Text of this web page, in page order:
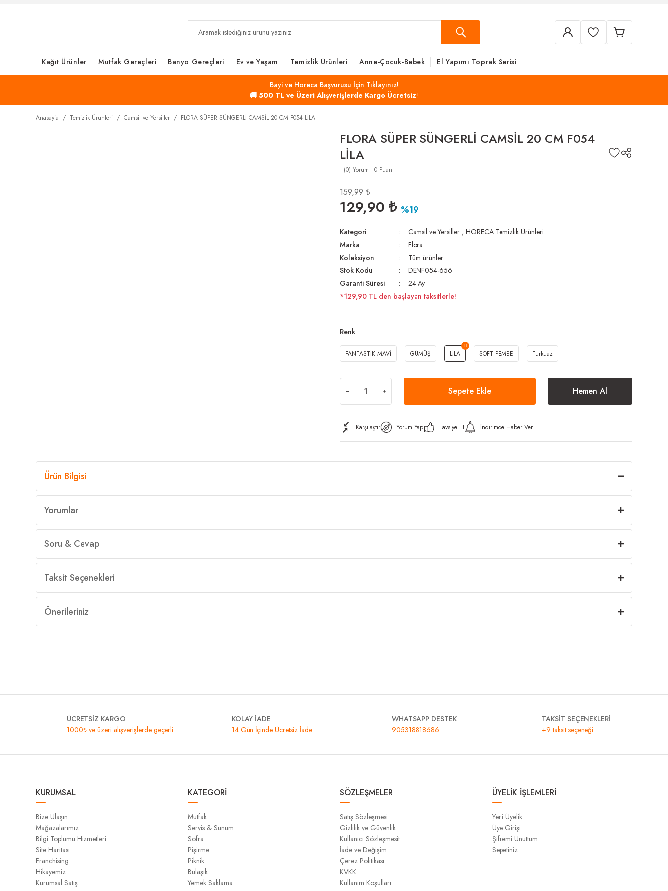
Kağıt Ürünler Mutfak Gereçleri Banyo Gereçleri Ev ve Yaşam Temizlik Ürünleri Anne-Çocuk-Bebek El Yapımı Toprak Serisi
Bayi ve Horeca Başvurusu İçin Tıklayınız!
🚚 500 TL ve Üzeri Alışverişlerde Kargo Ücretsiz!
Anasayfa Temizlik Ürünleri Camsil ve Yersiller FLORA SÜPER SÜNGERLİ CAMSİL 20 CM F054 LİLA
FLORA SÜPER SÜNGERLİ CAMSİL 20 CM F054
LİLA
(0) Yorum - 0 Puan
159,99 ₺
129,90 ₺ %19
Kategori Camsil ve Yersiller , HORECA Temizlik Ürünleri
Marka
Flora
Koleksiyon
Tüm ürünler
Stok Kodu
DENF054-656
Garanti Süresi
24 Ay
*129,90 TL den başlayan taksitlerle!
Renk
FANTASTİK MAVİ GÜMÜŞ LİLA SOFT PEMBE Turkuaz
Sepete Ekle Hemen Al
Karşılaştır Yorum Yap Tavsiye Et İndirimde Haber Ver
Ürün Bilgisi
Yorumlar
Soru & Cevap
Taksit Seçenekleri
Önerileriniz
ÜCRETSİZ KARGO
1000₺ ve üzeri alışverişlerde geçerli
KOLAY İADE
14 Gün İçinde Ücretsiz İade
WHATSAPP DESTEK
905318818686
TAKSİT SEÇENEKLERİ
+9 taksit seçeneği
KURUMSAL
Bize Ulaşın
Mağazalarımız
Bilgi Toplumu Hizmetleri
Site Haritası
Franchising
Hikayemiz
Kurumsal Satış
KATEGORİ
Mutfak
Servis & Sunum
Sofra
Pişirme
Piknik
Bulaşık
Yemek Saklama
SÖZLEŞMELER
Satış Sözleşmesi
Gizlilik ve Güvenlik
Kullanıcı Sözleşmesit
İade ve Değişim
Çerez Politikası
KVKK
Kullanım Koşulları
ÜYELİK İŞLEMLERİ
Yeni Üyelik
Üye Girişi
Şifremi Unuttum
Sepetiniz